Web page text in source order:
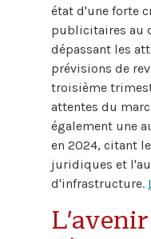
état d'une forte
publicitaires au
dépassant les
prévisions de
troisième
attentes du
également une
en 2024, citant
juridiques et
d'infrastructure.